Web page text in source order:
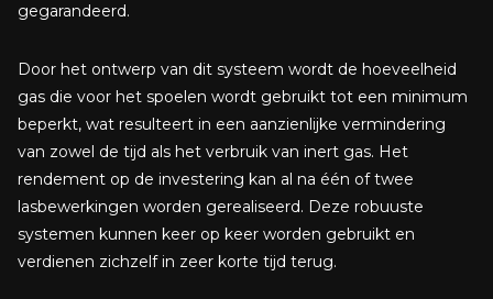
gegarandeerd.
Door het ontwerp van dit systeem wordt de hoeveelheid
gas die voor het spoelen wordt gebruikt tot een minimum
beperkt, wat resulteert in een aanzienlijke vermindering
van zowel de tijd als het verbruik van inert gas. Het
rendement op de investering kan al na één of twee
lasbewerkingen worden gerealiseerd. Deze robuuste
systemen kunnen keer op keer worden gebruikt en
verdienen zichzelf in zeer korte tijd terug.